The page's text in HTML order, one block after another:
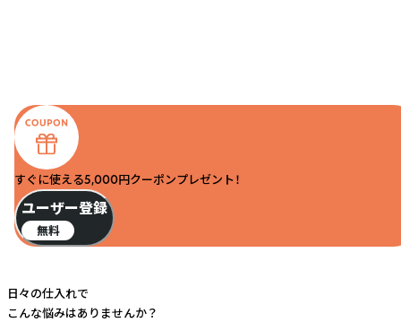
すぐに使える5,000円クーポンプレゼント！
ユーザー登録
無料
日々の仕入れで
こんな悩みはありませんか？